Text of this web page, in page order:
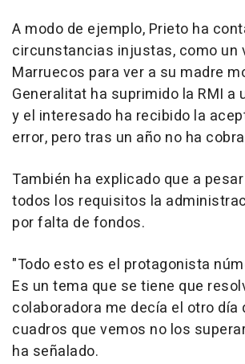
A modo de ejemplo, Prieto ha
circunstancias injustas, como un
Marruecos para ver a su madre
Generalitat ha suprimido la RMI a
y el interesado ha recibido la
error, pero tras un año no ha
También ha explicado que a
todos los requisitos la
por falta de fondos.
"Todo esto es el protagonista
Es un tema que se tiene que
colaboradora me decía el otro día
cuadros que vemos no los
ha señalado.